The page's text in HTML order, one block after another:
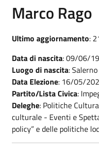
Marco Rago
Ultimo aggiornamento:
Data di nascita: 09/06/
Luogo di nascita: Salerno
Data Elezione: 16/05/
Partito/Lista Civica:
Deleghe: Politiche
culturale - Eventi e
policy” e delle politiche